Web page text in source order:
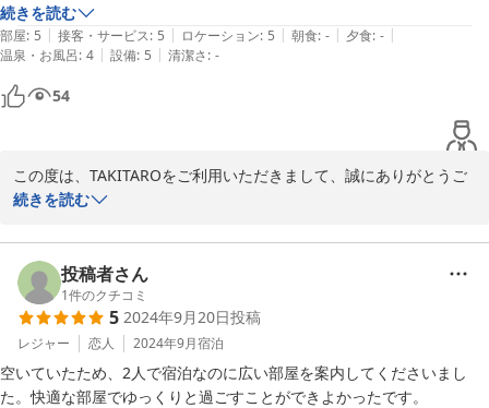
続きを読む
部屋: 5 | 接客・サービス: 5 | ロケーション: 5 | 朝食: - | 夕食: - |
温泉・お風呂: 4 | 設備: 5 | 清潔さ: -
54
この度は、TAKITAROをご利用いただきまして、誠にありがとうご
ざいました。
います。冬の薪ストーブは暖かくて癒されますね。
これからはお客様の別荘として、ご利用くださいませ。またのご宿
泊心より歓迎申し上げます。
2025-01-18
続きを読む
投稿者さん
1件のクチコミ
5 2024年9月20日投稿
レジャー 恋人 2024年9月宿泊
空いていたため、2人で宿泊なのに広い部屋を案内してくださいまし
た。快適な部屋でゆっくりと過ごすことができよかったです。